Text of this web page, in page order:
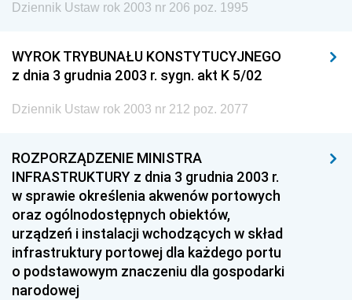
Dziennik Ustaw rok 2003 nr 206 poz. 1995
WYROK TRYBUNAŁU KONSTYTUCYJNEGO
z dnia 3 grudnia 2003 r. sygn. akt K 5/02
Dziennik Ustaw rok 2003 nr 212 poz. 2077
ROZPORZĄDZENIE MINISTRA
INFRASTRUKTURY z dnia 3 grudnia 2003 r.
w sprawie określenia akwenów portowych
oraz ogólnodostępnych obiektów,
urządzeń i instalacji wchodzących w skład
infrastruktury portowej dla każdego portu
o podstawowym znaczeniu dla gospodarki
narodowej